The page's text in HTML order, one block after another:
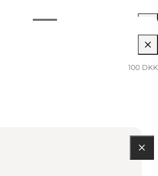
02:00 PM–03:00 PM
100 DKK